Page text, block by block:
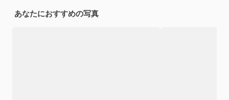
あなたにおすすめの写真